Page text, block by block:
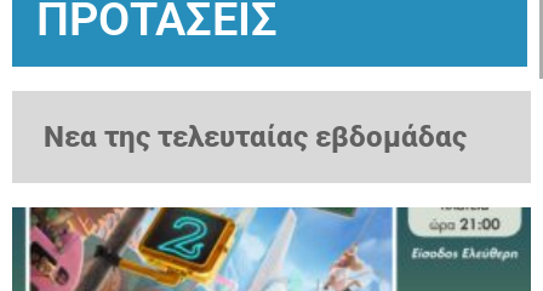
ΠΡΟΤΑΣΕΙΣ
Νεα της τελευταίας εβδομάδας